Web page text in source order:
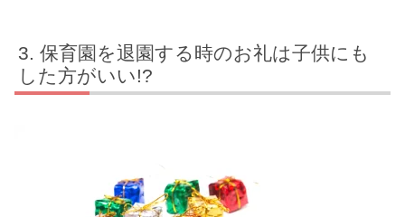
保育園を退園する時のお礼は子供にも
した方がいい!?